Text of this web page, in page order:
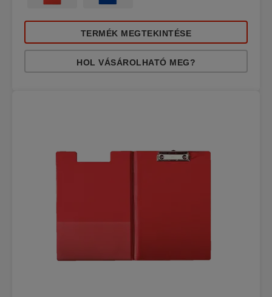
TERMÉK MEGTEKINTÉSE
HOL VÁSÁROLHATÓ MEG?